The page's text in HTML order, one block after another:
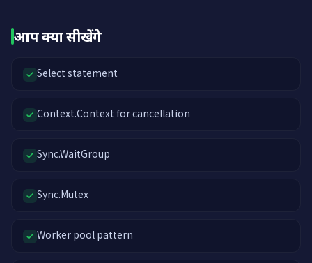
आप क्या सीखेंगे
Select statement
Context.Context for cancellation
Sync.WaitGroup
Sync.Mutex
Worker pool pattern